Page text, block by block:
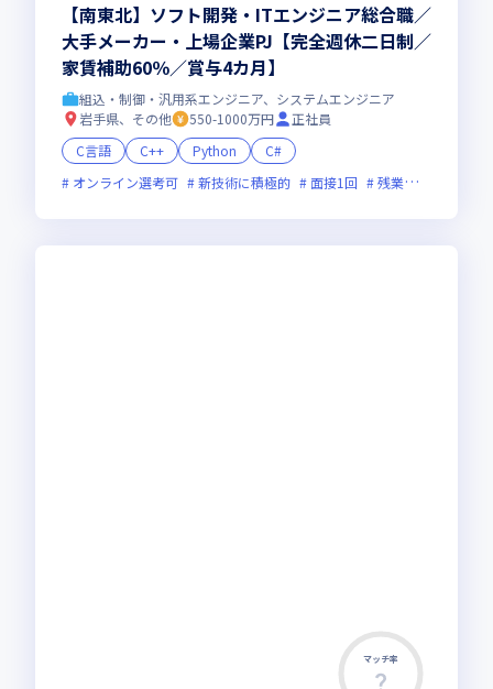
【南東北】ソフト開発・ITエンジニア総合職／
大手メーカー・上場企業PJ【完全週休二日制／
家賃補助60％／賞与4カ月】
組込・制御・汎用系エンジニア、システムエンジニア
岩手県、その他
550-1000万円
正社員
C言語
C++ Python
C#
オンライン選考可
新技術に積極的 面接1回 残業月20時間未満
マッチ率